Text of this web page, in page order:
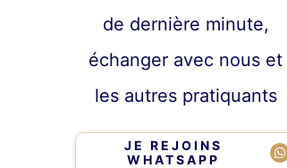
de dernière minute,
échanger avec nous et
les autres pratiquants
JE REJOINS
WHATSAPP